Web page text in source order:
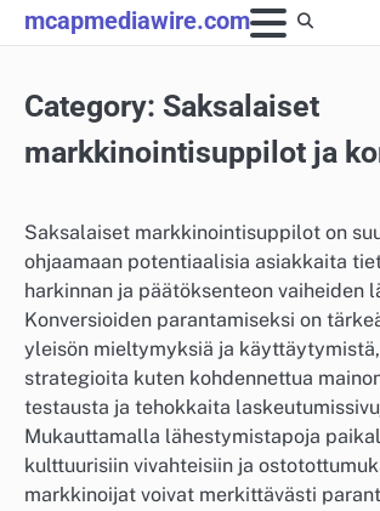
Skip
to
mcapmediawire.com
Category: Saksalaiset
markkinointisuppilot ja
Saksalaiset markkinointisuppilot on
ohjaamaan potentiaalisia asiakkaita
harkinnan ja päätöksenteon vaiheiden
Konversioiden parantamiseksi on
yleisön mieltymyksiä ja
strategioita kuten kohdennettua
testausta ja tehokkaita
Mukauttamalla lähestymistapoja
kulttuurisiin vivahteisiin ja
markkinoijat voivat merkittävästi